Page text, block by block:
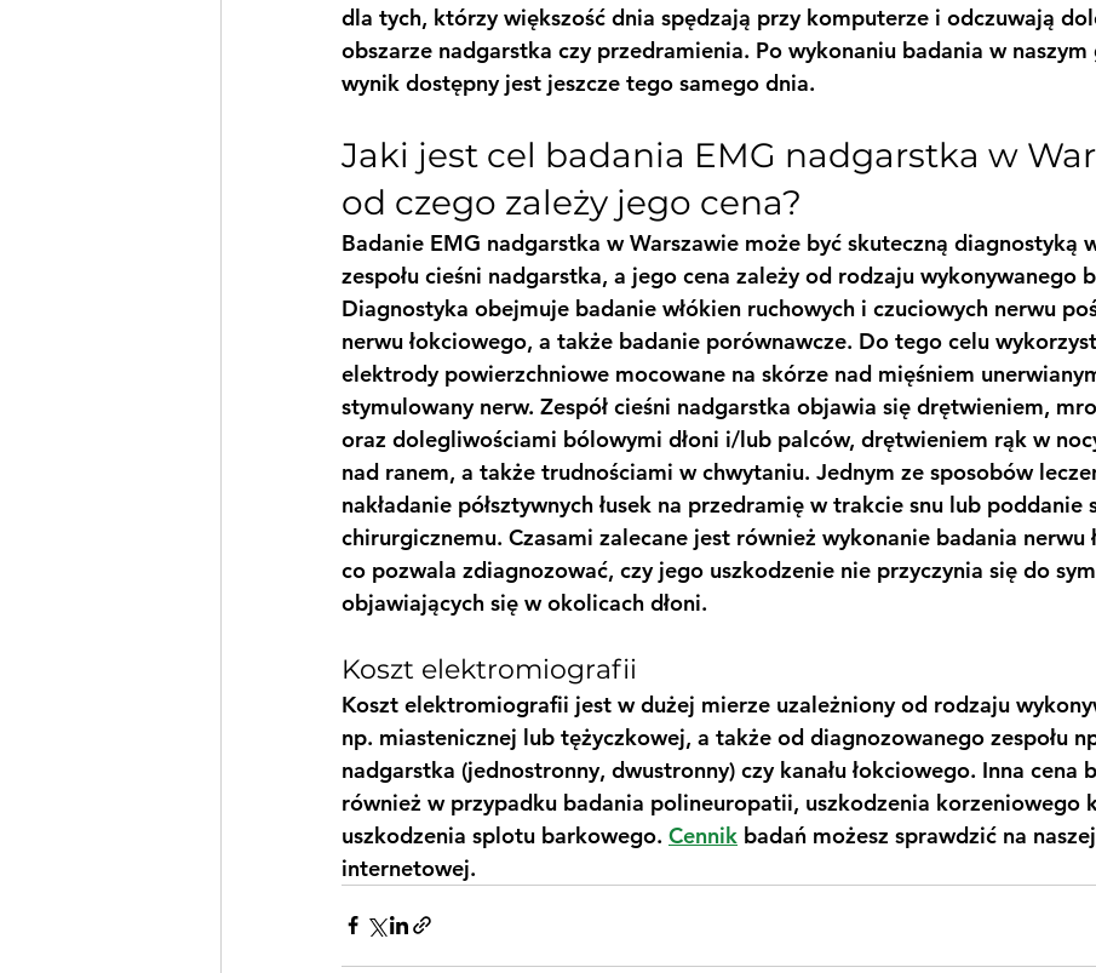
dla tych, którzy większość dnia spędzają przy komputerze i odczuwają
obszarze nadgarstka czy przedramienia. Po wykonaniu badania w naszym
wynik dostępny jest jeszcze tego samego dnia.
Jaki jest cel badania EMG nadgarstka w
od czego zależy jego cena?
Badanie EMG nadgarstka w Warszawie może być skuteczną diagnostyką
zespołu cieśni nadgarstka, a jego cena zależy od rodzaju wykonywanego
Diagnostyka obejmuje badanie włókien ruchowych i czuciowych nerwu
nerwu łokciowego, a także badanie porównawcze. Do tego celu
elektrody powierzchniowe mocowane na skórze nad mięśniem
stymulowany nerw. Zespół cieśni nadgarstka objawia się drętwieniem,
oraz dolegliwościami bólowymi dłoni i/lub palców, drętwieniem rąk w
nad ranem, a także trudnościami w chwytaniu. Jednym ze sposobów
nakładanie półsztywnych łusek na przedramię w trakcie snu lub poddanie
chirurgicznemu. Czasami zalecane jest również wykonanie badania nerwu
co pozwala zdiagnozować, czy jego uszkodzenie nie przyczynia się do
objawiających się w okolicach dłoni.
Koszt elektromiografii
Koszt elektromiografii jest w dużej mierze uzależniony od rodzaju
np. miastenicznej lub tężyczkowej, a także od diagnozowanego zespołu
nadgarstka (jednostronny, dwustronny) czy kanału łokciowego. Inna cena
również w przypadku badania polineuropatii, uszkodzenia korzeniowego
uszkodzenia splotu barkowego. Cennik badań możesz sprawdzić na
internetowej.